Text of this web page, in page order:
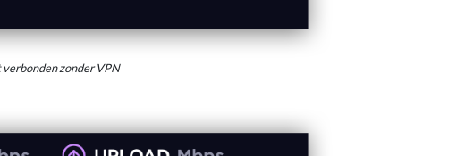
zonder VPN